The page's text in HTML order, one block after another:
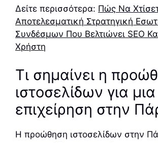
Δείτε περισσότερα: Πώς Να
Αποτελεσματική Στρατηγική
Συνδέσμων Που Βελτιώνει SEO
Χρήστη
Τι σημαίνει η
ιστοσελίδων για μια
επιχείρηση στην
Η προώθηση ιστοσελίδων στην